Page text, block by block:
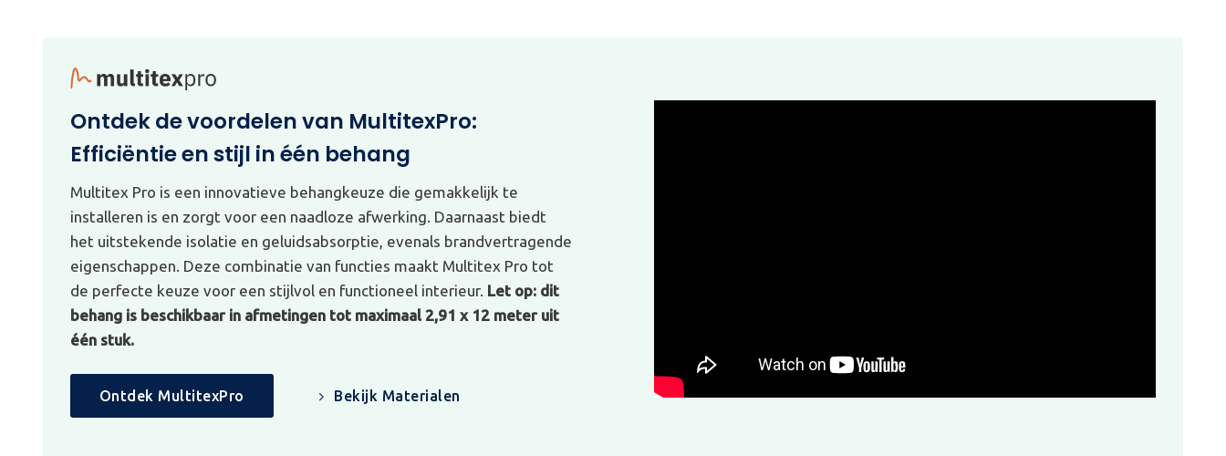
Ontdek de voordelen van MultitexPro:
Efficiëntie en stijl in één behang
Multitex Pro is een innovatieve behangkeuze die gemakkelijk te
installeren is en zorgt voor een naadloze afwerking. Daarnaast biedt
het uitstekende isolatie en geluidsabsorptie, evenals brandvertragende
eigenschappen. Deze combinatie van functies maakt Multitex Pro tot
de perfecte keuze voor een stijlvol en functioneel interieur. Let op: dit
behang is beschikbaar in afmetingen tot maximaal 2,91 x 12 meter uit
één stuk.
Ontdek MultitexPro Bekijk Materialen